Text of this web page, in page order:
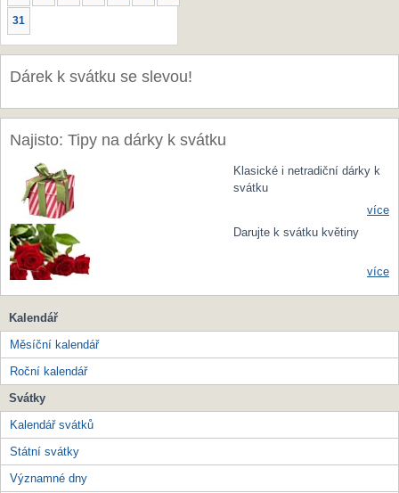
31
Dárek k svátku se slevou!
Najisto: Tipy na dárky k svátku
Klasické i netradiční dárky k
svátku
více
Darujte k svátku květiny
více
Kalendář
Měsíční kalendář
Roční kalendář
Svátky
Kalendář svátků
Státní svátky
Významné dny